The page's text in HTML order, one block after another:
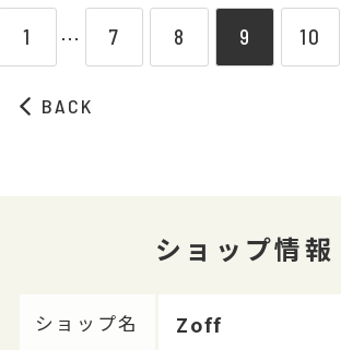
BACK
1 ⋯ 7 8 9 10
ショップ情報
ショップ名 Zoff